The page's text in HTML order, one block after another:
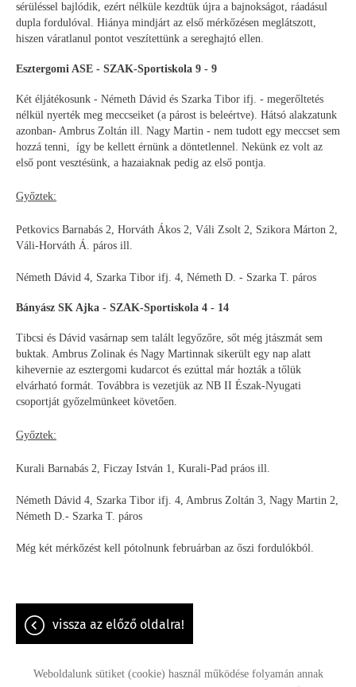
sérüléssel bajlódik, ezért nélküle kezdtük újra a bajnokságot, ráadásul
dupla fordulóval. Hiánya mindjárt az első mérkőzésen meglátszott,
hiszen váratlanul pontot veszítettünk a sereghajtó ellen.
Esztergomi ASE - SZAK-Sportiskola 9 - 9
Két éljátékosunk - Németh Dávid és Szarka Tibor ifj. - megerőltetés
nélkül nyerték meg meccseiket (a párost is beleértve). Hátsó alakzatunk
azonban- Ambrus Zoltán ill. Nagy Martin - nem tudott egy meccset sem
hozzá tenni, így be kellett érnünk a döntetlennel. Nekünk ez volt az
első pont vesztésünk, a hazaiaknak pedig az első pontja.
Győztek:
Petkovics Barnabás 2, Horváth Ákos 2, Váli Zsolt 2, Szikora Márton 2,
Váli-Horváth Á. páros ill.
Németh Dávid 4, Szarka Tibor ifj. 4, Németh D. - Szarka T. páros
Bányász SK Ajka - SZAK-Sportiskola 4 - 14
Tibcsi és Dávid vasárnap sem talált legyőzőre, sőt még jtászmát sem
buktak. Ambrus Zolinak és Nagy Martinnak sikerült egy nap alatt
kihevernie az esztergomi kudarcot és ezúttal már hozták a tőlük
elvárható formát. Továbbra is vezetjük az NB II Észak-Nyugati
csoportját győzelmünkeet követően.
Győztek:
Kurali Barnabás 2, Ficzay István 1, Kurali-Pad práos ill.
Németh Dávid 4, Szarka Tibor ifj. 4, Ambrus Zoltán 3, Nagy Martin 2,
Németh D.- Szarka T. páros
Még két mérkőzést kell pótolnunk februárban az őszi fordulókból.
vissza az előző oldalra!
Weboldalunk sütiket (cookie) használ működése folyamán annak